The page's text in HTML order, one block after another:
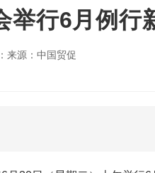
举行6月例行
来源：中国贸促